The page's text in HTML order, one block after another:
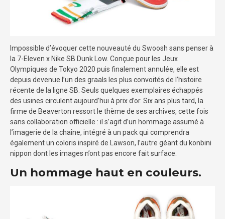
Impossible d’évoquer cette nouveauté du Swoosh sans penser à
la 7-Eleven x Nike SB Dunk Low. Conçue pour les Jeux
Olympiques de Tokyo 2020 puis finalement annulée, elle est
depuis devenue l’un des graals les plus convoités de l’histoire
récente de la ligne SB. Seuls quelques exemplaires échappés
des usines circulent aujourd’hui à prix d’or. Six ans plus tard, la
firme de Beaverton ressort le thème de ses archives, cette fois
sans collaboration officielle : il s’agit d’un hommage assumé à
l’imagerie de la chaîne, intégré à un pack qui comprendra
également un coloris inspiré de Lawson, l’autre géant du konbini
nippon dont les images n’ont pas encore fait surface.
Un hommage haut en couleurs.